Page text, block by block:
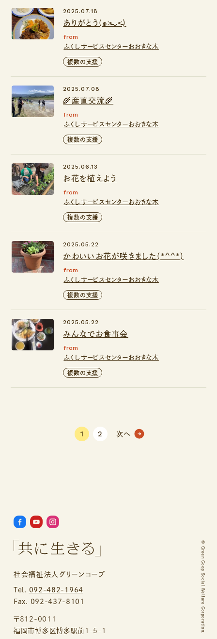
ありがとう(๑˃̵ᴗ˂̵)
2025.07.18
from
ふくしサービスセンターおおきな木
複数の支援
🌾産直交流🌾
2025.07.08
from
ふくしサービスセンターおおきな木
複数の支援
お花を植えよう
2025.06.13
from
ふくしサービスセンターおおきな木
複数の支援
かわいいお花が咲きました(*^^*)
2025.05.22
from
ふくしサービスセンターおおきな木
複数の支援
みんなでお食事会
2025.05.22
from
ふくしサービスセンターおおきな木
複数の支援
1 2 次へ
社会福祉法人グリーンコープ
Tel. 092-482-1964
Fax. 092-437-8101
〒812-0011
福岡市博多区博多駅前1-5-1
©
Green Coop Social Welfare Corporation.